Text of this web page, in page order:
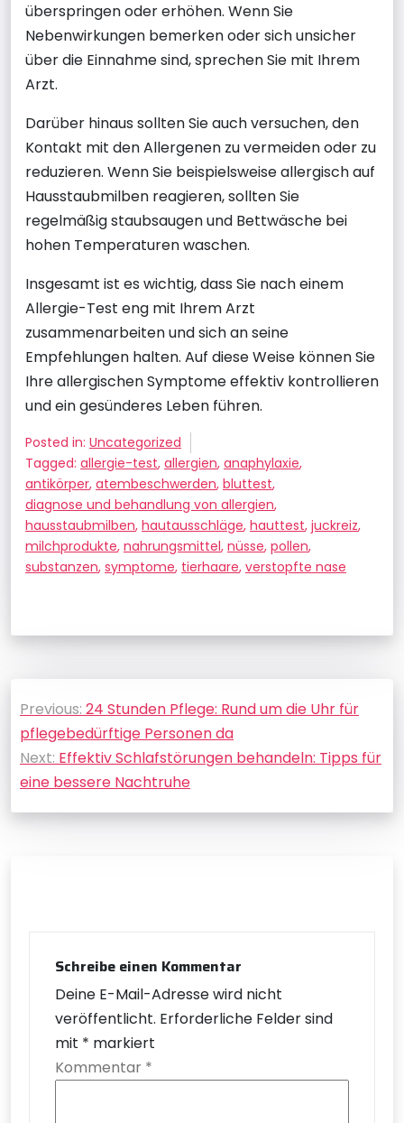
überspringen oder erhöhen. Wenn Sie
Nebenwirkungen bemerken oder sich unsicher
über die Einnahme sind, sprechen Sie mit Ihrem
Arzt.
Darüber hinaus sollten Sie auch versuchen, den
Kontakt mit den Allergenen zu vermeiden oder zu
reduzieren. Wenn Sie beispielsweise allergisch auf
Hausstaubmilben reagieren, sollten Sie
regelmäßig staubsaugen und Bettwäsche bei
hohen Temperaturen waschen.
Insgesamt ist es wichtig, dass Sie nach einem
Allergie-Test eng mit Ihrem Arzt
zusammenarbeiten und sich an seine
Empfehlungen halten. Auf diese Weise können Sie
Ihre allergischen Symptome effektiv kontrollieren
und ein gesünderes Leben führen.
Posted in: Uncategorized
Tagged: allergie-test, allergien, anaphylaxie,
antikörper, atembeschwerden, bluttest,
diagnose und behandlung von allergien,
hausstaubmilben, hautausschläge, hauttest, juckreiz,
milchprodukte, nahrungsmittel, nüsse, pollen,
substanzen, symptome, tierhaare, verstopfte nase
Beitragsnavigation
Previous: 24 Stunden Pflege: Rund um die Uhr für
pflegebedürftige Personen da
Next: Effektiv Schlafstörungen behandeln: Tipps für
eine bessere Nachtruhe
Schreibe einen Kommentar
Deine E-Mail-Adresse wird nicht
veröffentlicht. Erforderliche Felder sind
mit * markiert
Kommentar *